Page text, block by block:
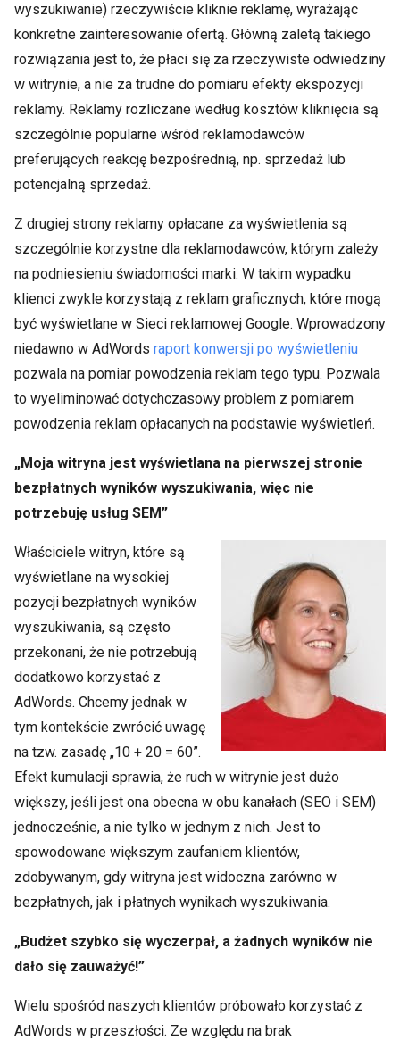
wyszukiwanie) rzeczywiście kliknie reklamę, wyrażając
konkretne zainteresowanie ofertą. Główną zaletą takiego
rozwiązania jest to, że płaci się za rzeczywiste odwiedziny
w witrynie, a nie za trudne do pomiaru efekty ekspozycji
reklamy. Reklamy rozliczane według kosztów kliknięcia są
szczególnie popularne wśród reklamodawców
preferujących reakcję bezpośrednią, np. sprzedaż lub
potencjalną sprzedaż.
Z drugiej strony reklamy opłacane za wyświetlenia są
szczególnie korzystne dla reklamodawców, którym zależy
na podniesieniu świadomości marki. W takim wypadku
klienci zwykle korzystają z reklam graficznych, które mogą
być wyświetlane w Sieci reklamowej Google. Wprowadzony
niedawno w AdWords raport konwersji po wyświetleniu
pozwala na pomiar powodzenia reklam tego typu. Pozwala
to wyeliminować dotychczasowy problem z pomiarem
powodzenia reklam opłacanych na podstawie wyświetleń.
„Moja witryna jest wyświetlana na pierwszej stronie
bezpłatnych wyników wyszukiwania, więc nie
potrzebuję usług SEM”
Właściciele witryn, które są
wyświetlane na wysokiej
pozycji bezpłatnych wyników
wyszukiwania, są często
przekonani, że nie potrzebują
dodatkowo korzystać z
AdWords. Chcemy jednak w
tym kontekście zwrócić uwagę
na tzw. zasadę „10 + 20 = 60”.
Efekt kumulacji sprawia, że ruch w witrynie jest dużo
większy, jeśli jest ona obecna w obu kanałach (SEO i SEM)
jednocześnie, a nie tylko w jednym z nich. Jest to
spowodowane większym zaufaniem klientów,
zdobywanym, gdy witryna jest widoczna zarówno w
bezpłatnych, jak i płatnych wynikach wyszukiwania.
„Budżet szybko się wyczerpał, a żadnych wyników nie
dało się zauważyć!”
Wielu spośród naszych klientów próbowało korzystać z
AdWords w przeszłości. Ze względu na brak